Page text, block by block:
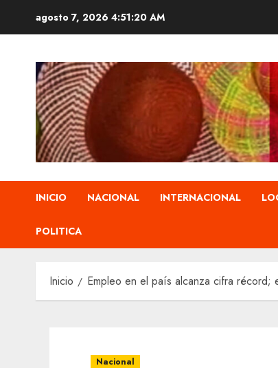
agosto 7, 2026 4:51:21 AM
INICIO NACIONAL INTERNACIONAL
POLITICA
Inicio Empleo en el país alcanza cifra récord;
Nacional